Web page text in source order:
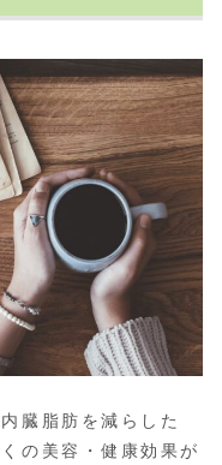
臓脂肪を減らした
の美容・健康効果が